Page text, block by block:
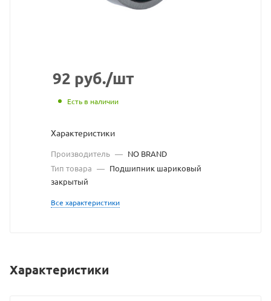
разрешения
владельца
92 руб./шт
Есть в наличии
Характеристики
Производитель — NO BRAND
Тип товара — Подшипник шариковый
закрытый
Все характеристики
Характеристики